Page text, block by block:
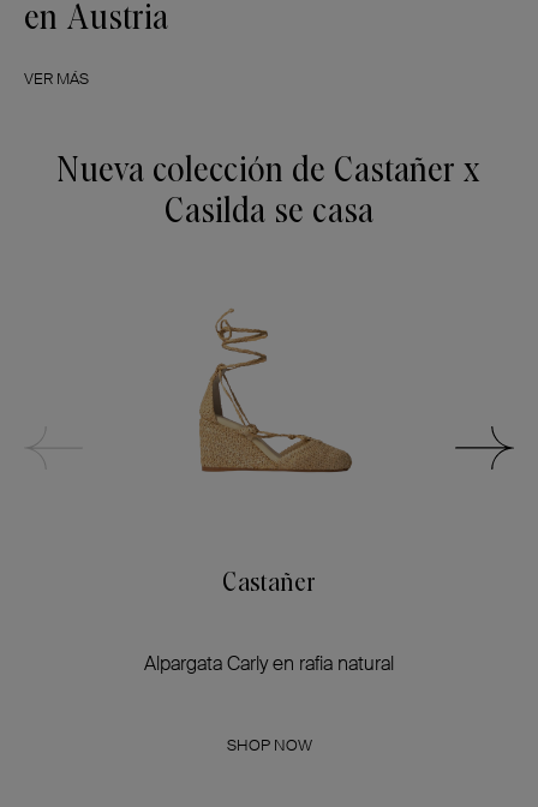
en Austria
VER MÁS
Nueva colección de Castañer x
Casilda se casa
Castañer
Alpargata Carly en rafia natural
SHOP NOW